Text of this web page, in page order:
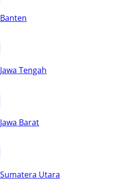
Banten
Jawa Tengah
Jawa Barat
Sumatera Utara